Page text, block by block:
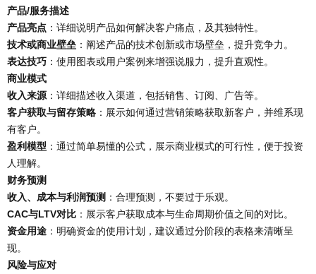
产品/服务描述
产品亮点 ：详细说明产品如何解决客户痛点，及其独特性。
技术或商业壁垒 ：阐述产品的技术创新或市场壁垒，提升竞争力。
表达技巧 ：使用图表或用户案例来增强说服力，提升直观性。
商业模式
收入来源 ：详细描述收入渠道，包括销售、订阅、广告等。
客户获取与留存策略 ：展示如何通过营销策略获取新客户，并维系现
有客户。
盈利模型 ：通过简单易懂的公式，展示商业模式的可行性，便于投资
人理解。
财务预测
收入、成本与利润预测 ：合理预测，不要过于乐观。
CAC与LTV对比 ：展示客户获取成本与生命周期价值之间的对比。
资金用途 ：明确资金的使用计划，建议通过分阶段的表格来清晰呈
现。
风险与应对